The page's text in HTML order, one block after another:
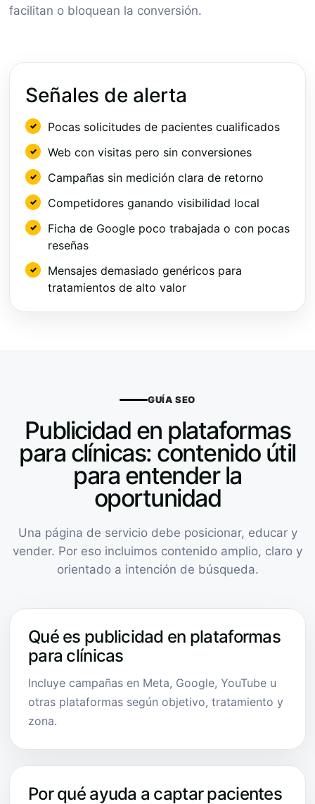
facilitan o bloquean la conversión.
Señales de alerta
Pocas solicitudes de pacientes cualificados
Web con visitas pero sin conversiones
Campañas sin medición clara de retorno
Competidores ganando visibilidad local
Ficha de Google poco trabajada o con pocas
reseñas
Mensajes demasiado genéricos para
tratamientos de alto valor
GUÍA SEO
Publicidad en plataformas
para clínicas: contenido útil
para entender la
oportunidad
Una página de servicio debe posicionar, educar y
vender. Por eso incluimos contenido amplio, claro y
orientado a intención de búsqueda.
Qué es publicidad en plataformas
para clínicas
Incluye campañas en Meta, Google, YouTube u
otras plataformas según objetivo, tratamiento y
zona.
Por qué ayuda a captar pacientes